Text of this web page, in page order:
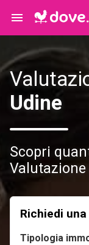
Udine
Scopri
Richiedi
Tipologia